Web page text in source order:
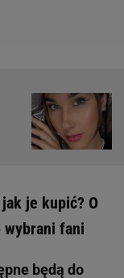
je kupić? O
fani
będą do